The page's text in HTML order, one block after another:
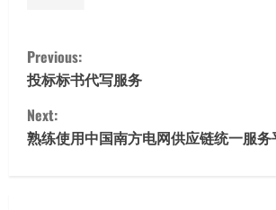
C
o
n
Previous:
投标标书代写服务
Next:
熟练使用中国南方电网供应链统一服务